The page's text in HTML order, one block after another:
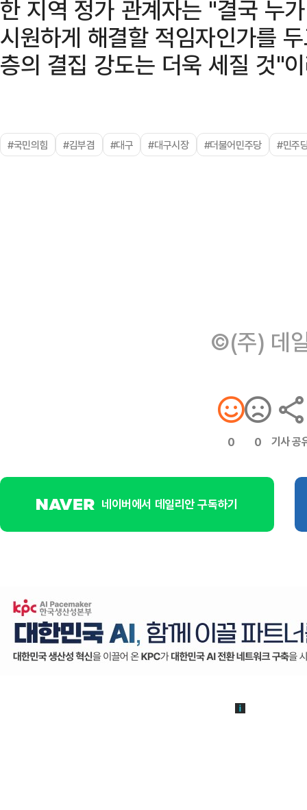
한 지역 정가 관계자는 "결국 누
시원하게 해결할 적임자인가를
층의 결집 강도는 더욱 세질 것"
#국민의힘 #김부겸 #대구 #대구시장 #더불어민주당 #민주
©(주) 데
0 0 기사 공
네이버에서 데일리안 구독하기